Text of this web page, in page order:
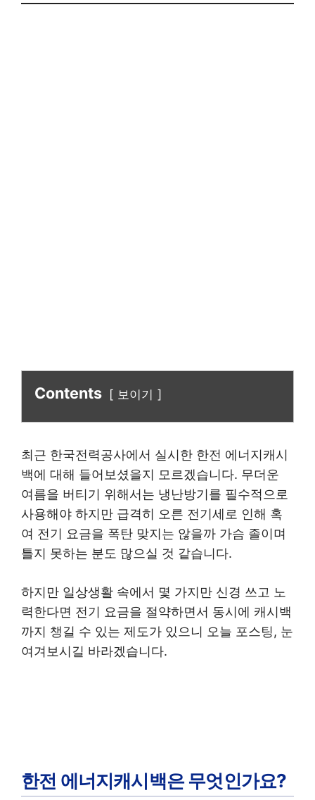
Contents 보이기
최근 한국전력공사에서 실시한 한전 에너지캐시
백에 대해 들어보셨을지 모르겠습니다. 무더운
여름을 버티기 위해서는 냉난방기를 필수적으로
사용해야 하지만 급격히 오른 전기세로 인해 혹
여 전기 요금을 폭탄 맞지는 않을까 가슴 졸이며
틀지 못하는 분도 많으실 것 같습니다.
하지만 일상생활 속에서 몇 가지만 신경 쓰고 노
력한다면 전기 요금을 절약하면서 동시에 캐시백
까지 챙길 수 있는 제도가 있으니 오늘 포스팅, 눈
여겨보시길 바라겠습니다.
한전 에너지캐시백은 무엇인가요?